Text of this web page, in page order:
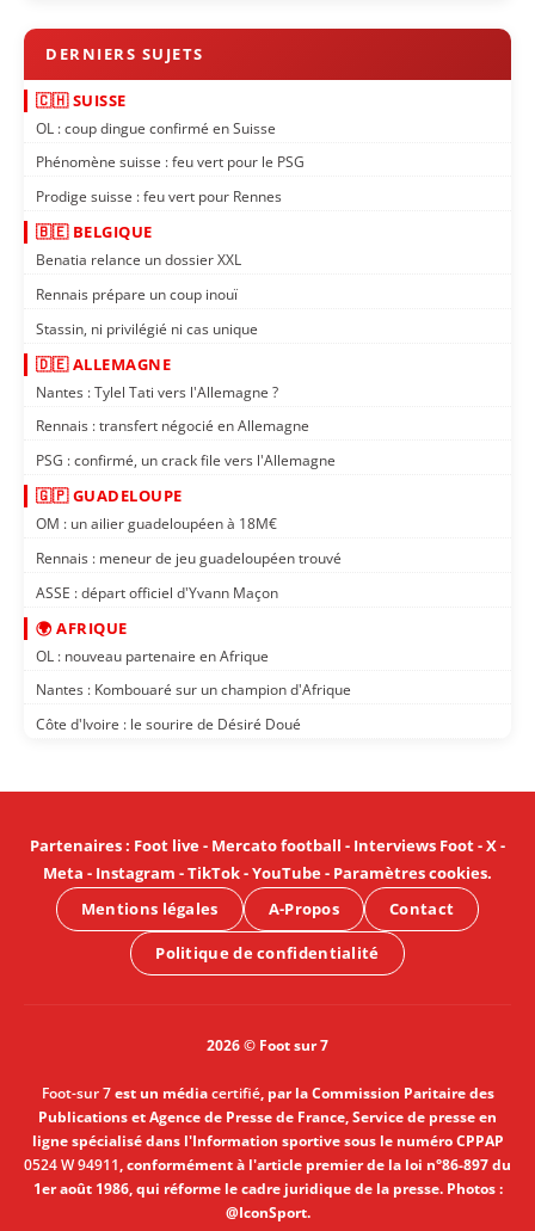
🇨🇭 SUISSE
OL : coup dingue confirmé en Suisse
Phénomène suisse : feu vert pour le PSG
Prodige suisse : feu vert pour Rennes
🇧🇪 BELGIQUE
Benatia relance un dossier XXL
Rennais prépare un coup inouï
Stassin, ni privilégié ni cas unique
🇩🇪 ALLEMAGNE
Nantes : Tylel Tati vers l'Allemagne ?
Rennais : transfert négocié en Allemagne
PSG : confirmé, un crack file vers l'Allemagne
🇬🇵 GUADELOUPE
OM : un ailier guadeloupéen à 18M€
Rennais : meneur de jeu guadeloupéen trouvé
ASSE : départ officiel d'Yvann Maçon
🌍 AFRIQUE
OL : nouveau partenaire en Afrique
Nantes : Kombouaré sur un champion d'Afrique
Côte d'Ivoire : le sourire de Désiré Doué
Partenaires: Foot live- Mercato football - Interviews Foot-X-
Meta - Instagram -TikTok-YouTube- Paramètres cookies.
Mentions légales
A-Propos Contact
Politique de confidentialité
2026 © Foot sur 7
Foot-sur 7est un médiacertifié, par la Commission Paritaire des
Publications et Agence de Presse de France, Service de presse en
ligne spécialisé dans l'Information sportive sous le numéro CPPAP
0524 W 94911, conformément à l'article premier de la loi n°86-897 du
1er août 1986, qui réforme le cadre juridique de la presse. Photos :
@IconSport.